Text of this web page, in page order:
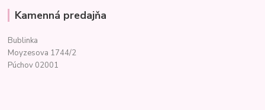
Kamenná predajňa
Bublinka
Moyzesova 1744/2
Púchov 02001